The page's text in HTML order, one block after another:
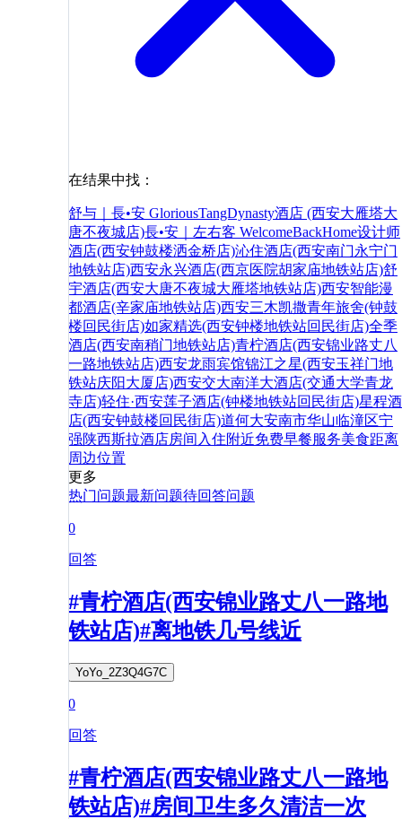
在结果中找：
舒与｜長•安 GloriousTangDynasty酒店 (西安大雁塔大
唐不夜城店)長•安｜左右客 WelcomeBackHome设计师
酒店(西安钟鼓楼洒金桥店)沁住酒店(西安南门永宁门
地铁站店)西安永兴酒店(西京医院胡家庙地铁站店)舒
宇酒店(西安大唐不夜城大雁塔地铁站店)西安智能漫
都酒店(辛家庙地铁站店)西安三木凯撒青年旅舍(钟鼓
楼回民街店)如家精选(西安钟楼地铁站回民街店)全季
酒店(西安南稍门地铁站店)青柠酒店(西安锦业路丈八
一路地铁站店)西安龙雨宾馆锦江之星(西安玉祥门地
铁站庆阳大厦店)西安交大南洋大酒店(交通大学青龙
寺店)轻住·西安莲子酒店(钟楼地铁站回民街店)星程酒
店(西安钟鼓楼回民街店)道何大安南市华山临潼区宁
强陕西斯拉酒店房间 入住附近免费早餐服务美食距离
周边位置
更多
热门问题最新问题待回答问题
0
回答
#青柠酒店(西安锦业路丈八一路地
铁站店)#离地铁几号线近
YoYo_2Z3Q4G7C
0
回答
#青柠酒店(西安锦业路丈八一路地
铁站店)#房间卫生多久清洁一次